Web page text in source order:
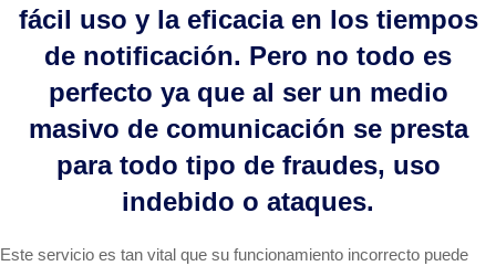
fácil uso y la eficacia en los tiempos
de notificación. Pero no todo es
perfecto ya que al ser un medio
masivo de comunicación se presta
para todo tipo de fraudes, uso
indebido o ataques.
Este servicio es tan vital que su funcionamiento incorrecto puede